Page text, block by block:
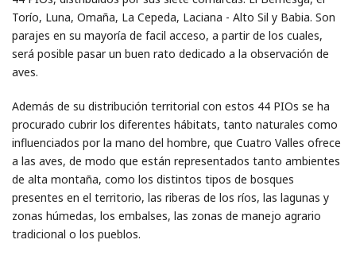
Torío, Luna, Omaña, La Cepeda, Laciana - Alto Sil y Babia. Son
parajes en su mayoría de facil acceso, a partir de los cuales,
será posible pasar un buen rato dedicado a la observación de
aves.
Además de su distribución territorial con estos 44 PIOs se ha
procurado cubrir los diferentes hábitats, tanto naturales como
influenciados por la mano del hombre, que Cuatro Valles ofrece
a las aves, de modo que están representados tanto ambientes
de alta montaña, como los distintos tipos de bosques
presentes en el territorio, las riberas de los ríos, las lagunas y
zonas húmedas, los embalses, las zonas de manejo agrario
tradicional o los pueblos.